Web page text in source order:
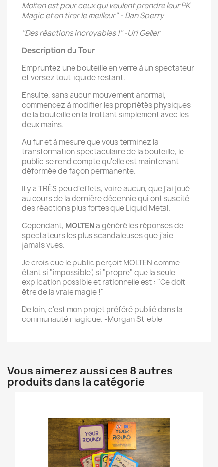
Molten est pour ceux qui veulent prendre leur PK
Magic et en tirer le meilleur" - Dan Sperry
"Des réactions incroyables !" -Uri Geller
Description du Tour
Empruntez une bouteille en verre à un spectateur
et versez tout liquide restant.
Ensuite, sans aucun mouvement anormal,
commencez à modifier les propriétés physiques
de la bouteille en la frottant simplement avec les
deux mains.
Au fur et à mesure que vous terminez la
transformation spectaculaire de la bouteille, le
public se rend compte qu'elle est maintenant
déformée de façon permanente.
Il y a TRÈS peu d'effets, voire aucun, que j'ai joué
au cours de la dernière décennie qui ont suscité
des réactions plus fortes que Liquid Metal.
Cependant, MOLTENa généré les réponses de
spectateurs les plus scandaleuses que j'aie
jamais vues.
Je crois que le public perçoit MOLTEN comme
étant si "impossible", si "propre" que la seule
explication possible et rationnelle est : "Ce doit
être de la vraie magie !"
De loin, c'est mon projet préféré publié dans la
communauté magique. -Morgan Strebler
Vous aimerez aussi ces 8 autres
produits dans la catégorie